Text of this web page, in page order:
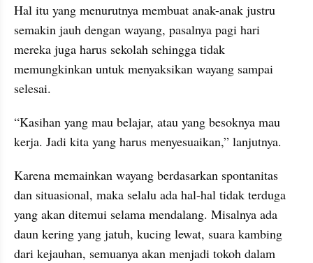
Hal itu yang menurutnya membuat anak-anak justru
semakin jauh dengan wayang, pasalnya pagi hari
mereka juga harus sekolah sehingga tidak
memungkinkan untuk menyaksikan wayang sampai
selesai.
“Kasihan yang mau belajar, atau yang besoknya mau
kerja. Jadi kita yang harus menyesuaikan,” lanjutnya.
Karena memainkan wayang berdasarkan spontanitas
dan situasional, maka selalu ada hal-hal tidak terduga
yang akan ditemui selama mendalang. Misalnya ada
daun kering yang jatuh, kucing lewat, suara kambing
dari kejauhan, semuanya akan menjadi tokoh dalam